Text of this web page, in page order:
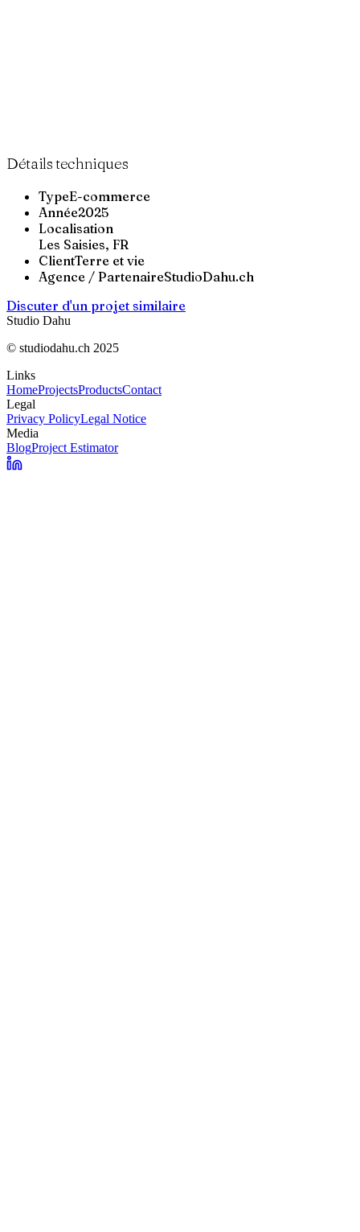
Détails techniques
TypeE-commerce
Année2025
Localisation
Les Saisies, FR
ClientTerre et vie
Agence / PartenaireStudioDahu.ch
Discuter d'un projet similaire
Studio Dahu
© studiodahu.ch 2025
Links
HomeProjectsProductsContact
Legal
Privacy PolicyLegal Notice
Media
BlogProject Estimator